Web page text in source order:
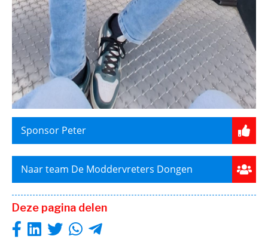
Sponsor Peter
Naar team De Moddervreters Dongen
Deze pagina delen